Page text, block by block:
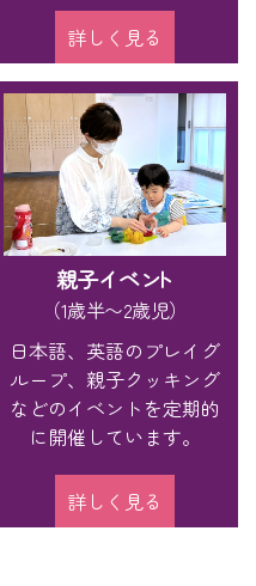
詳しく見る
親子イベント
（1歳半〜2歳児）
日本語、英語のプレイグ
ループ、親子クッキング
などのイベントを定期的
に開催しています。
詳しく見る